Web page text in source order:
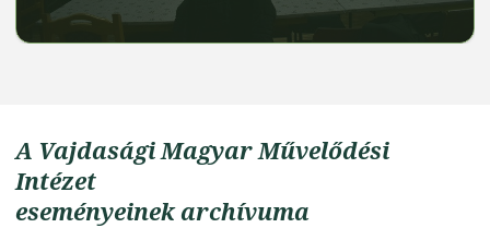
A Vajdasági Magyar Művelődési
Intézet
eseményeinek archívuma